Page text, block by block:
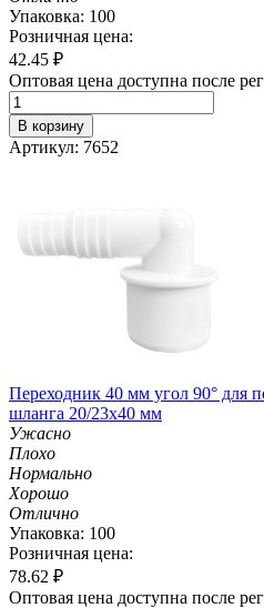
Упаковка: 100
Розничная цена:
42.45 ₽
Оптовая цена доступна после
В корзину
Артикул: 7652
Переходник 40 мм угол 90° для
шланга 20/23х40 мм
Ужасно
Плохо
Нормально
Хорошо
Отлично
Упаковка: 100
Розничная цена:
78.62 ₽
Оптовая цена доступна после